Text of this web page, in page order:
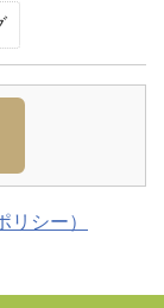
シー）